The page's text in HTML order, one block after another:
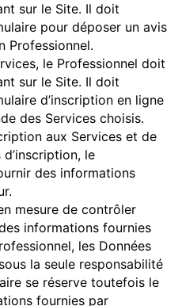
sur le Site. Il doit
pour déposer un avis
Professionnel.
le Professionnel doit
sur le Site. Il doit
d’inscription en ligne
des Services choisis.
aux Services et de
le
des informations
mesure de contrôler
informations fournies
les Données
la seule responsabilité
se réserve toutefois le
fournies par